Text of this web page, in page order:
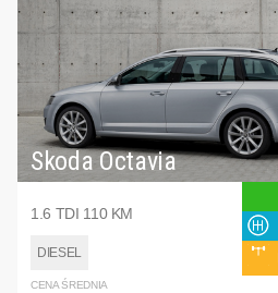
Skoda Octavia
1.6 TDI 110 KM
DIESEL
CENA ŚREDNIA